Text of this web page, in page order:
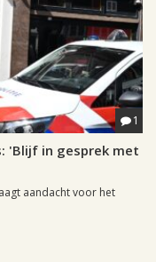
1
'Blijf in gesprek met
aandacht voor het